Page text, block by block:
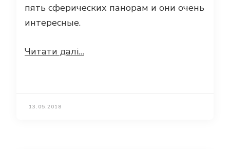
пять сферических панорам и они очень
интересные.
Читати далі…
13.05.2018